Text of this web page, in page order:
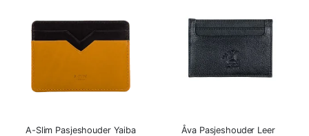
A-Slim Pasjeshouder Yaiba
Åva Pasjeshouder Leer